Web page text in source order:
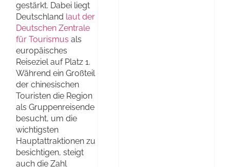
gestärkt. Dabei liegt
Deutschland laut der
Deutschen Zentrale
für Tourismus als
europäisches
Reiseziel auf Platz 1.
Während ein Großteil
der chinesischen
Touristen die Region
als Gruppenreisende
besucht, um die
wichtigsten
Hauptattraktionen zu
besichtigen, steigt
auch die Zahl